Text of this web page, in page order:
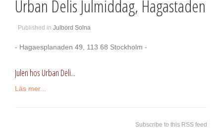
Urban Delis Julmiddag, Hagastaden
Published in Julbord Solna
- Hagaesplanaden 49, 113 68 Stockholm -
Julen hos Urban Deli...
Läs mer...
Subscribe to this RSS feed